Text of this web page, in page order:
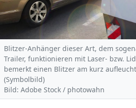
Blitzer-Anhänger dieser Art, dem
Trailer, funktionieren mit Laser- bzw.
bemerkt einen Blitzer am kurz
(Symbolbild)
Bild: Adobe Stock / photowahn